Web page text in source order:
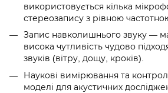
використовується кілька
стереозапису з рівною
Запис навколишнього звуку —
висока чутливість чудово
звуків (вітру, дощу, кроків).
Наукові вимірювання та
моделі для акустичних